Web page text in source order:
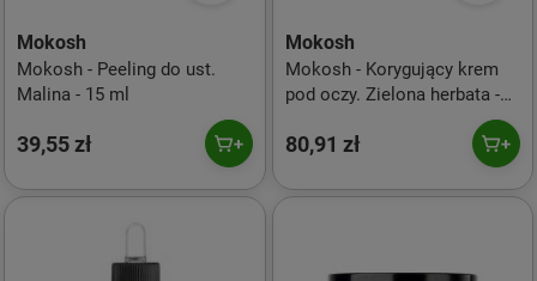
Mokosh
Mokosh - Peeling do ust.
Malina - 15 ml
39,55 zł
Mokosh
Mokosh - Korygujący krem
pod oczy. Zielona herbata -
80,91 zł